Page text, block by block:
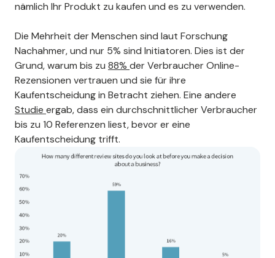
nämlich Ihr Produkt zu kaufen und es zu verwenden.
Die Mehrheit der Menschen sind laut Forschung
Nachahmer, und nur 5% sind Initiatoren. Dies ist der
Grund, warum bis zu 88% der Verbraucher Online-
Rezensionen vertrauen und sie für ihre
Kaufentscheidung in Betracht ziehen. Eine andere
Studie ergab, dass ein durchschnittlicher Verbraucher
bis zu 10 Referenzen liest, bevor er eine
Kaufentscheidung trifft.